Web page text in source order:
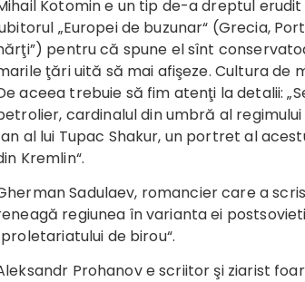
Kotomin e un tip de-a dreptul
„Europei de buzunar“ (Grecia,
pentru că spune el sînt
ţări uită să mai afişeze. Cultura de
aceea trebuie să fim atenţi la detalii:
cardinalul din umbră al
al lui Tupac Shakur, un portret al
Kremlin“.
Sadulaev, romancier care a
regiunea în varianta ei
de birou“.
Prohanov e scriitor şi ziarist